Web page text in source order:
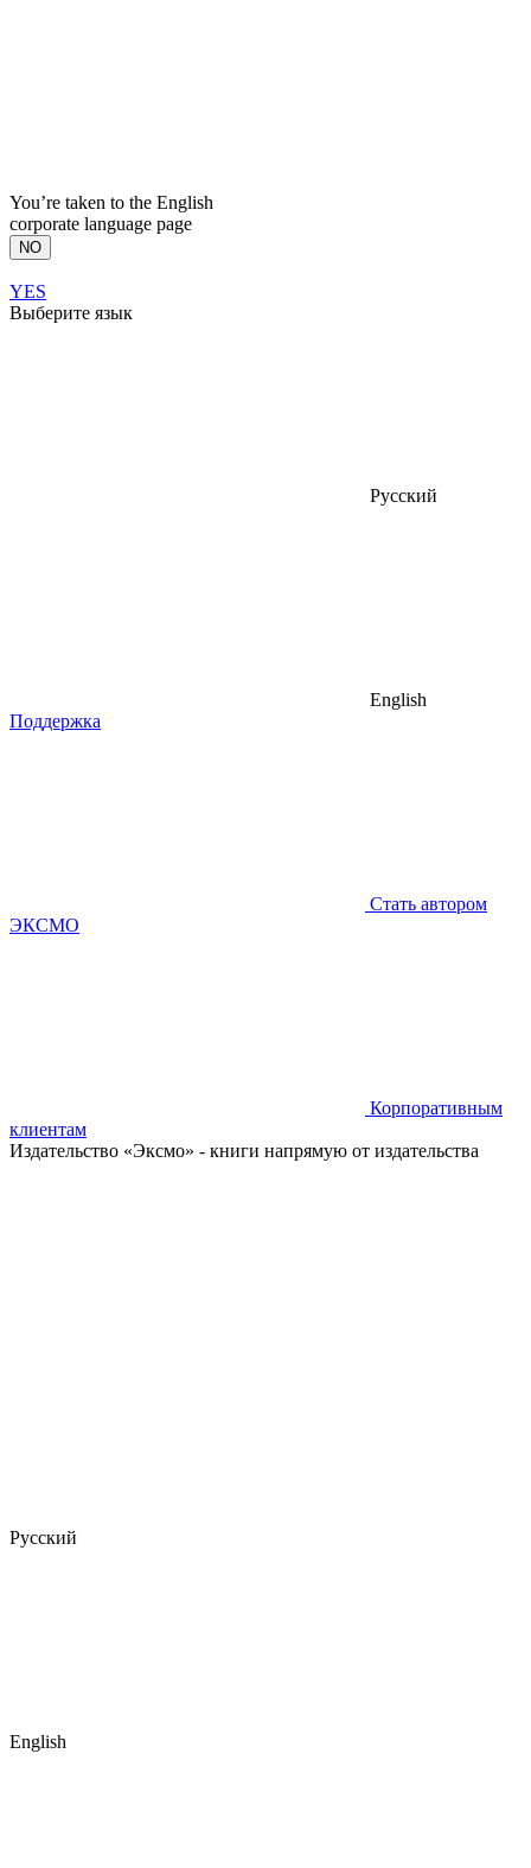
You’re taken to the English
corporate language page
NO
YES
Выберите язык
Русский
English
Поддержка
Стать автором
ЭКСМО
Корпоративным
клиентам
Издательство «Эксмо» - книги напрямую от издательства
Русский
English